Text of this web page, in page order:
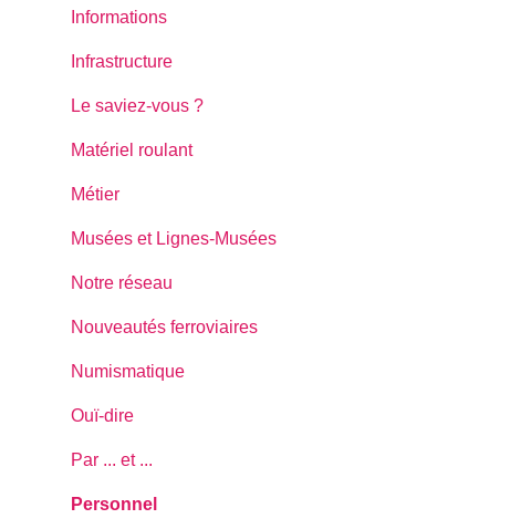
Informations
Infrastructure
Le saviez-vous ?
Matériel roulant
Métier
Musées et Lignes-Musées
Notre réseau
Nouveautés ferroviaires
Numismatique
Ouï-dire
Par ... et ...
Personnel